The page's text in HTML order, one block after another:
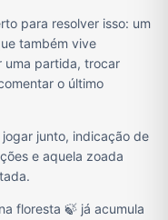
para resolver isso: um
também vive
uma partida, trocar
o último
junto, indicação de
e aquela zoada
floresta 🍃 já acumula